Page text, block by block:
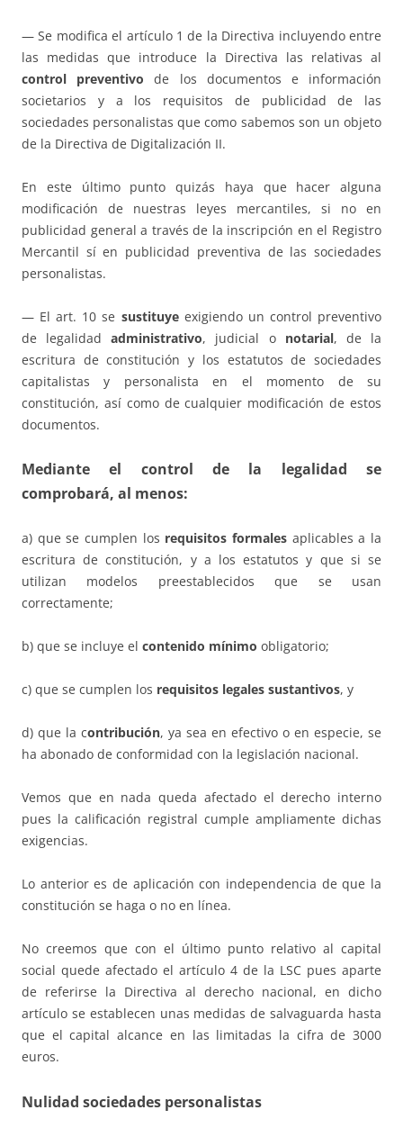
— Se modifica el artículo 1 de la Directiva incluyendo entre
las medidas que introduce la Directiva las relativas al
control preventivo de los documentos e información
societarios y a los requisitos de publicidad de las
sociedades personalistas que como sabemos son un objeto
de la Directiva de Digitalización II.
En este último punto quizás haya que hacer alguna
modificación de nuestras leyes mercantiles, si no en
publicidad general a través de la inscripción en el Registro
Mercantil sí en publicidad preventiva de las sociedades
personalistas.
— El art. 10 se sustituyeexigiendo un control preventivo
de legalidadadministrativo, judicial o notarial, de la
escritura de constitución y los estatutos de sociedades
capitalistas y personalista en el momento de su
constitución, así como de cualquier modificación de estos
documentos.
Mediante el control de la legalidad se
comprobará, al menos:
a) que se cumplen los requisitos formales aplicables a la
escritura de constitución, y a los estatutos y que si se
utilizan modelos preestablecidos que se usan
correctamente;
b) que se incluye el contenido mínimo obligatorio;
c) que se cumplen los requisitos legales sustantivos, y
d) que la contribución, ya sea en efectivo o en especie, se
ha abonado de conformidad con la legislación nacional.
Vemos que en nada queda afectado el derecho interno
pues la calificación registral cumple ampliamente dichas
exigencias.
Lo anterior es de aplicación con independencia de que la
constitución se haga o no en línea.
No creemos que con el último punto relativo al capital
social quede afectado el artículo 4 de la LSC pues aparte
de referirse la Directiva al derecho nacional, en dicho
artículo se establecen unas medidas de salvaguarda hasta
que el capital alcance en las limitadas la cifra de 3000
euros.
Nulidad sociedades personalistas